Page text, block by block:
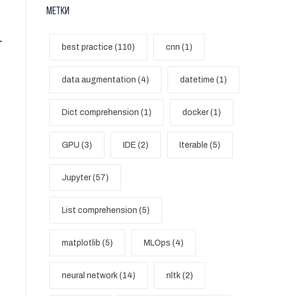
Метки
best practice (110) cnn (1)
data augmentation (4) datetime (1)
Dict comprehension (1) docker (1)
GPU (3) IDE (2) Iterable (5)
Jupyter (57)
List comprehension (5)
matplotlib (5) MLOps (4)
neural network (14) nltk (2)